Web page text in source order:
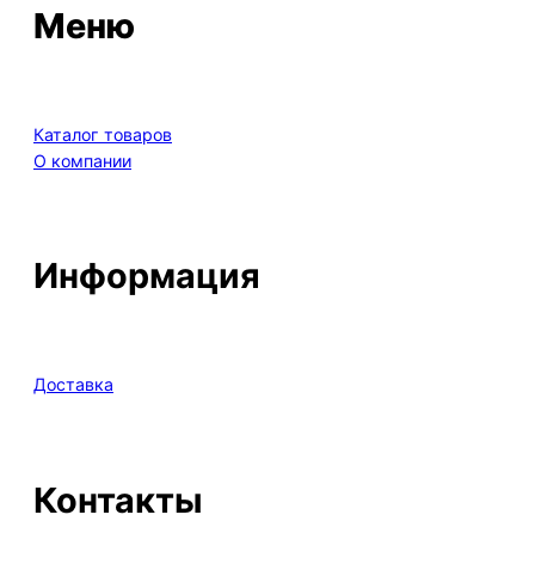
Меню
Каталог товаров
О компании
Информация
Доставка
Контакты